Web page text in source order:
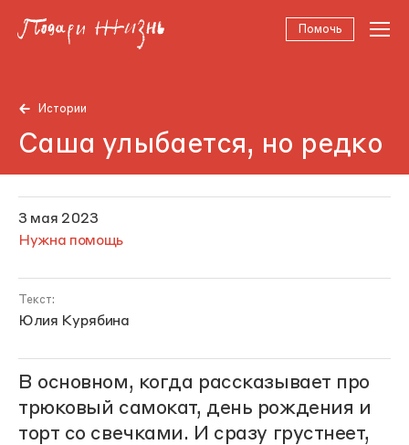
Помочь
Истории
Саша улыбается, но редко
3 мая 2023
Нужна помощь
Текст:
Юлия Курябина
В основном, когда рассказывает про
трюковый самокат, день рождения и
торт со свечками. И сразу грустнеет,